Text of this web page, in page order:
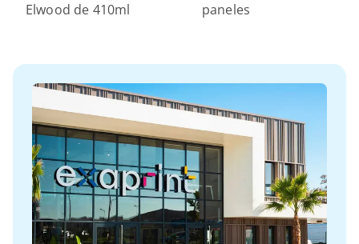
Elwood de 410ml
paneles